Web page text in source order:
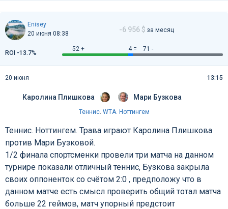
Enisey
20 июня 08:38
-6 956 $ за месяц
52 + 4 = 71 -
ROI -13.7%
Каролина Плишкова
20 июня 13:15
Мари Бузкова
Теннис. WTA. Ноттингем
Теннис. Ноттингем. Трава играют Каролина Плишкова
против Мари Бузковой.
1/2 финала спортсменки провели три матча на данном
турнире показали отличный теннис, Бузкова закрыла
своих оппоненток со счётом 2:0 , предположу что в
данном матче есть смысл проверить общий тотал матча
больше 22 геймов, матч упорный предстоит